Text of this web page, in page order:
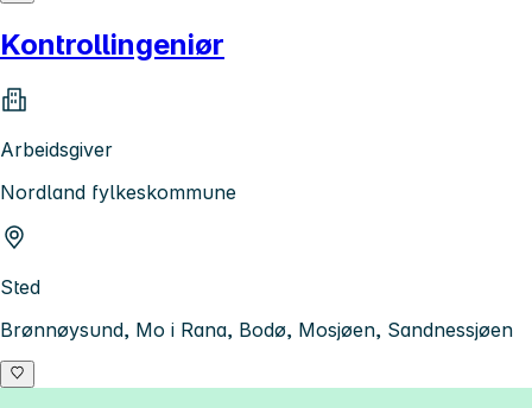
Kontrollingeniør
Arbeidsgiver
Nordland fylkeskommune
Sted
Brønnøysund, Mo i Rana, Bodø, Mosjøen, Sandnessjøen